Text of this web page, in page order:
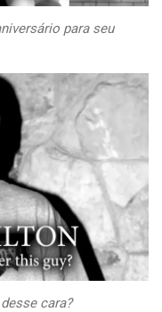
para seu
cara?